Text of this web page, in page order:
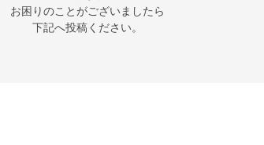
お困りのことがございましたら
下記へ投稿ください。